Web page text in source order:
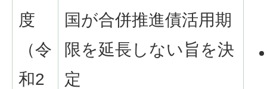
度
（令
和2
国が合併推進債活用期
限を延長しない旨を決
定